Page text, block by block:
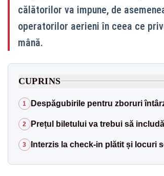
călătorilor va impune, de
operatorilor aerieni în ceea ce
mână.
CUPRINS
1 Despăgubirile pentru zboruri
2 Prețul biletului va trebui să
3 Interzis la check-in plătit și locuri